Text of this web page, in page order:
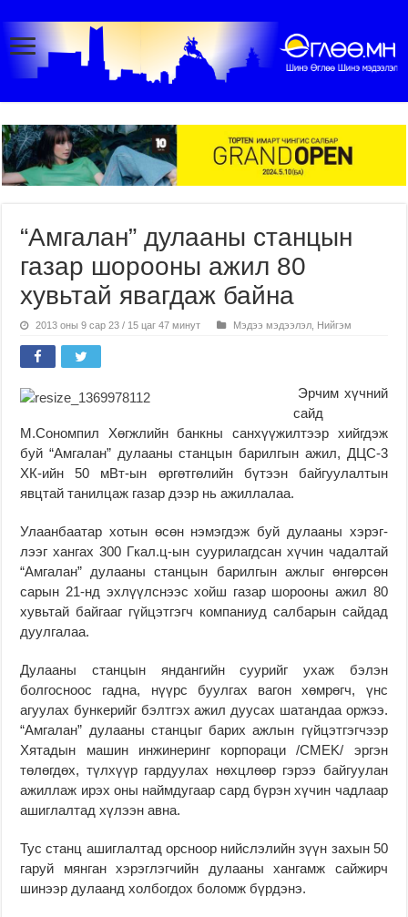
“Амгалан” дулааны станцын
газар шорооны ажил 80
хувьтай явагдаж байна
2013 оны 9 сар 23 / 15 цаг 47 минут Мэдээ мэдээлэл Нийгэм
Эрчим хүчний
сайд
М.Сономпил Хөгжлийн банкны санхүүжилтээр хийг­дэж
буй “Амгалан” ду­лааны станцын барилгын ажил, ДЦС-3
ХК-ийн 50 мВт-ын өргөтгөлийн бүтээн байгуулалтын
явцтай танил­цаж газар дээр нь ажил­лалаа.
Улаанбаатар хотын өсөн нэмэгдэж буй дулааны хэрэг­
лээг хангах 300 Гкал.ц-ын суурилагдсан хүчин чадалтай
“Амгалан” дулаа­ны станцын барилгын аж­лыг өнгөрсөн
сарын 21-нд эхлүүлснээс хойш газар шорооны ажил 80
хувьтай байгааг гүйцэтгэгч компа­ниуд салбарын сайдад
дуулгалаа.
Дулааны станцын яндан­гийн суурийг ухаж бэлэн
болгосноос гадна, нүүрс буулгах вагон хөмрөгч, үнс
агуулах бункерийг бэлтгэх ажил дуусах шатандаа оржээ.
“Амгалан” дулааны станцыг барих ажлын гүйцэтгэгчээр
Хятадын машин инжинеринг корпораци /CMEK/ эргэн
төлөгдөх, түлхүүр гар­дуулах нөхцлөөр гэрээ бай­гуулан
ажиллаж ирэх оны наймдугаар сард бүрэн хү­чин чадлаар
ашиглалтад хүлээн авна.
Тус станц ашиглалтад орсноор нийслэлийн зүүн захын 50
гаруй мянган хэрэглэгчийн дулааны хангамж сайжирч
шинээр дулаанд холбогдох боломж бүрдэнэ.